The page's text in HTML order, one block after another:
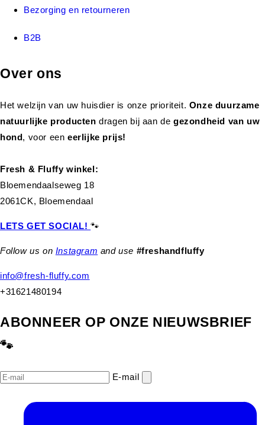
Bezorging en retourneren
B2B
Over ons
Het welzijn van uw huisdier is onze prioriteit. Onze duurzame
natuurlijke productendragen bij aan de gezondheid van uw
hond, voor eeneerlijke prijs!
Fresh & Fluffy winkel:
Bloemendaalseweg 18
2061CK, Bloemendaal
LETS GET SOCIAL!🐾
Follow us on Instagram and use #freshandfluffy
info@fresh-fluffy.com
+31621480194
ABONNEER OP ONZE NIEUWSBRIEF
🐾
E‑mail